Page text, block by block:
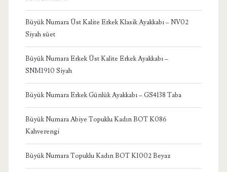
Büyük Numara Üst Kalite Erkek Klasik Ayakkabı – NV02
Siyah süet
Büyük Numara Erkek Üst Kalite Erkek Ayakkabı –
SNM1910 Siyah
Büyük Numara Erkek Günlük Ayakkabı – GS4138 Taba
Büyük Numara Abiye Topuklu Kadın BOT K086
Kahverengi
Büyük Numara Topuklu Kadın BOT K1002 Beyaz